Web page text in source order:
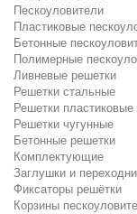
Пескоуловители
Пластиковые
Бетонные
Полимерные
Ливневые решетки
Решетки стальные
Решетки пластиковые
Решетки чугунные
Бетонные решетки
Комплектующие
Заглушки и
Фиксаторы решётки
Корзины